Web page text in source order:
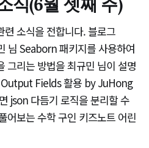
소식을 전합니다. 블로그
님 Seaborn 패키지를 사용하여
그리는 방법을 최규민 님이 설명
Output Fields 활용 by JuHong
json 다듬기 로직을 분리할 수
어보는 수학 구인 키즈노트 어린